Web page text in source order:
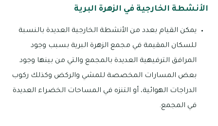
الأنشطة الخارجية في الزهرة البرية
يمكن القيام بعدد من الأنشطة الخارجية العديدة بالنسبة
للسكان المقيمة في مجمع الزهرة البرية بسبب وجود
المرافق الترفيهية العديدة بالمجمع والتي من بينها وجود
بعض المسارات المخصصة للمشي والركض وكذلك ركوب
الدراجات الهوائية، أو التنزه في المساحات الخضراء العديدة
في المجمع.